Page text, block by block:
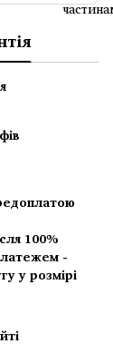
100%
-
у розмірі